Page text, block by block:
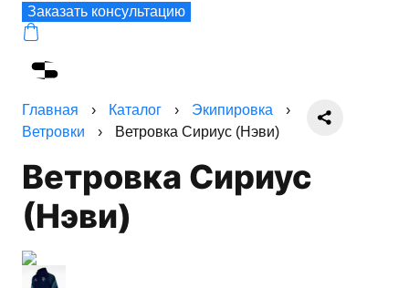
Заказать консультацию
Главная › Каталог › Экипировка
›
Ветровки
› Ветровка Сириус (Нэви)
Ветровка Сириус
(Нэви)